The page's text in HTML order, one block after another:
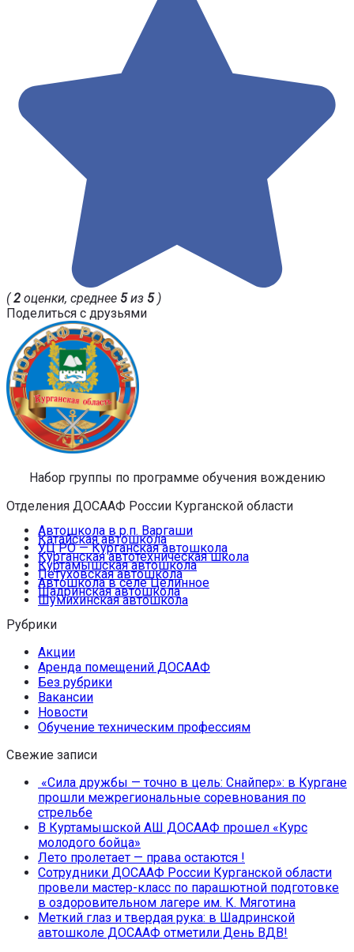
(2 оценки, среднее 5из 5)
Поделиться с друзьями
Набор группы по программе обучения вождению
Отделения ДОСААФ России Курганской области
Автошкола в р.п. Варгаши
Катайская автошкола
УЦ РО — Курганская автошкола
Курганская автотехническая школа
Куртамышская автошкола
Петуховская автошкола
Автошкола в селе Целинное
Шадринская автошкола
Шумихинская автошкола
Рубрики
Акции
Аренда помещений ДОСААФ
Без рубрики
Вакансии
Новости
Обучение техническим профессиям
Свежие записи
«Сила дружбы — точно в цель: Снайпер»: в Кургане
прошли межрегиональные соревнования по
стрельбе
В Куртамышской АШ ДОСААФ прошел «Курс
молодого бойца»
Лето пролетает — права остаются !
Сотрудники ДОСААФ России Курганской области
провели мастер-класс по парашютной подготовке
в оздоровительном лагере им. К. Мяготина
Меткий глаз и твердая рука: в Шадринской
автошколе ДОСААФ отметили День ВДВ!